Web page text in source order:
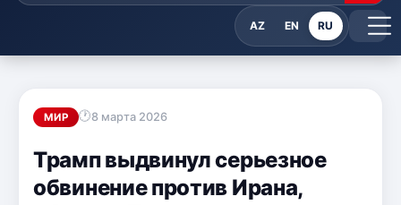
AZ EN RU
МИР 8 марта 2026
Трамп выдвинул серьезное
обвинение против Ирана,